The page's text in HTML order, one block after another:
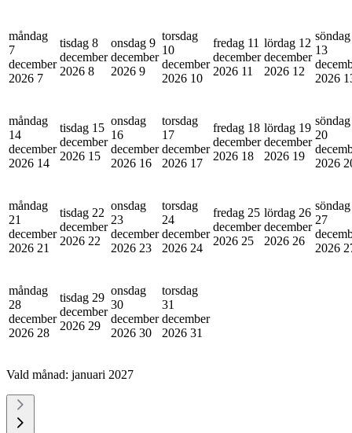
måndag
7
december
2026 7
tisdag 8
december
2026 8
onsdag 9
december
2026 9
torsdag
10
december
2026 10
fredag 11
december
2026 11
lördag 12
december
2026 12
söndag
13
2026
måndag
14
december
2026 14
tisdag 15
december
2026 15
onsdag
16
december
2026 16
torsdag
17
december
2026 17
fredag 18
december
2026 18
lördag 19
december
2026 19
söndag
20
2026
måndag
21
december
2026 21
tisdag 22
december
2026 22
onsdag
23
december
2026 23
torsdag
24
december
2026 24
fredag 25
december
2026 25
lördag 26
december
2026 26
söndag
27
2026
måndag
28
december
2026 28
tisdag 29
december
2026 29
onsdag
30
december
2026 30
torsdag
31
december
2026 31
Vald månad: januari 2027